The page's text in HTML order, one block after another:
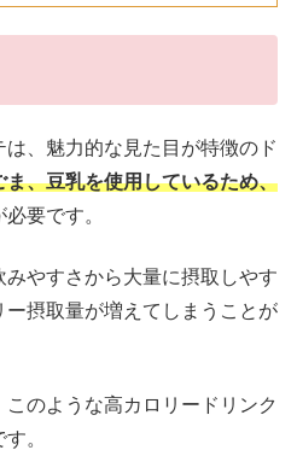
、魅力的な見た目が特徴のド
ま、豆乳を使用しているため、
必要です。
やすさから大量に摂取しやす
ー摂取量が増えてしまうことが
のような高カロリードリンク
。